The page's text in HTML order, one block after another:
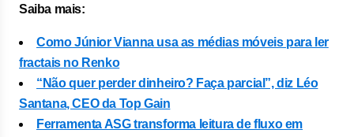
Saiba mais:
Como Júnior Vianna usa as médias móveis para ler
fractais no Renko
“Não quer perder dinheiro? Faça parcial”, diz Léo
Santana, CEO da Top Gain
Ferramenta ASG transforma leitura de fluxo em